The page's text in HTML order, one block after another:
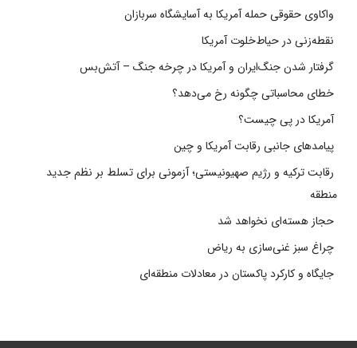
واکاوی حقوقی حمله آمریکا به آسایشگاه سربازان
نقطه‌زنی در حیاط‌خلوت آمریکا
گرفتار شدن جنگ‌ایران و آمریکا در چرخه جنگ – آتش‌بس
خطای محاسباتی چگونه رخ می‌دهد؟
آمریکا در پی چیست؟
پیامدهای جانبی رقابت آمریکا و چین
رقابت ترکیه و رژیم صهیونیستی؛ آزمونی برای تسلط بر نظم جدید
منطقه
حجاز هسته‌ای نخواهد شد
چراغ سبز غنی‌سازی به ریاض
جایگاه و کارکرد پاکستان در معادلات منطقه‌ای